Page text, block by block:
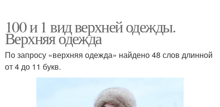
100 и 1 вид верхней одежды.
Верхняя одежда
По запросу «верхняя одежда» найдено 48 слов длинной
от 4 до 11 букв.